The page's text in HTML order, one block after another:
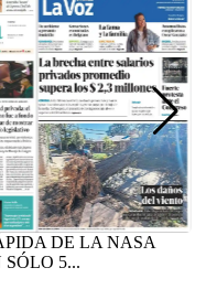
DE LA NASA
5...